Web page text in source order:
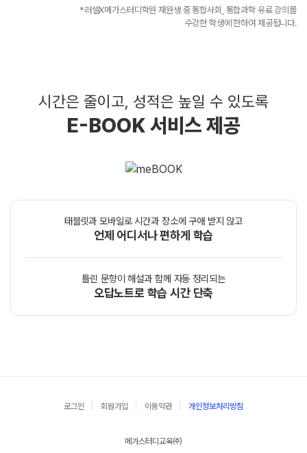
*러셀X메가스터디학원 재원생 중 통합사회, 통합과학 유료 강의를
수강한 학생에 한하여 제공됩니다.
시간은 줄이고, 성적은 높일 수 있도록
E-BOOK 서비스 제공
태블릿과 모바일로 시간과 장소에 구애 받지 않고
언제 어디서나 편하게 학습
틀린 문항이 해설과 함께 자동 정리되는
오답노트로 학습 시간 단축
로그인 회원가입 이용약관 개인정보처리방침
메가스터디교육㈜